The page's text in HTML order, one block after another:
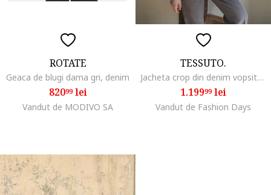
ROTATE
Geaca de blugi dama gri, denim
82099lei
Vandut de MODIVO SA
TESSUTO.
Jacheta crop din denim vopsita manual cu fermoar, Gri/Albastru
1.19999lei
Vandut de Fashion Days